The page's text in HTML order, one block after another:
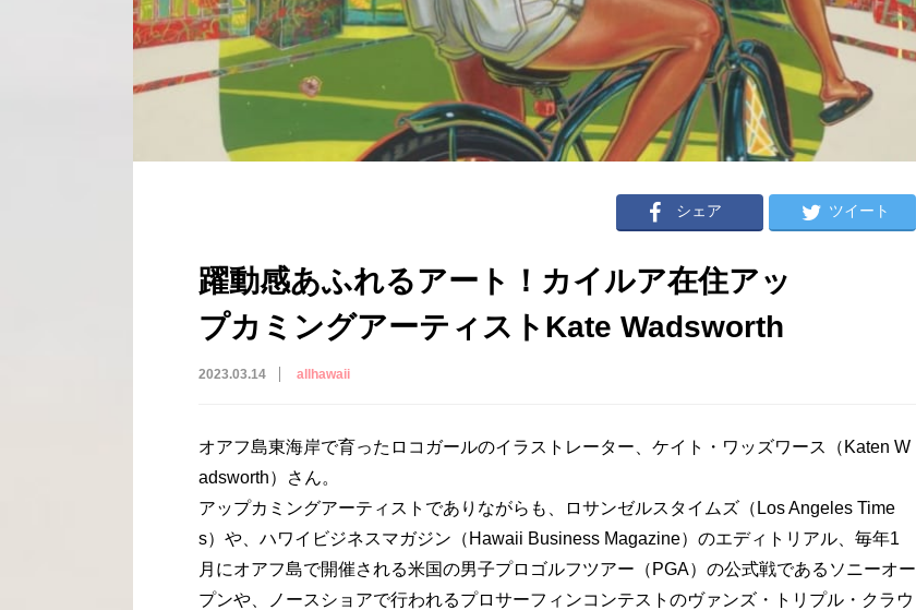
シェア ツイート
躍動感あふれるアート！カイルア在住アッ
プカミングアーティストKate Wadsworth
2023.03.14 allhawaii
オアフ島東海岸で育ったロコガールのイラストレーター、ケイト・ワッズワース（Katen W
adsworth）さん。
アップカミングアーティストでありながらも、ロサンゼルスタイムズ（Los Angeles Time
s）や、ハワイビジネスマガジン（Hawaii Business Magazine）のエディトリアル、毎年1
月にオアフ島で開催される米国の男子プロゴルフツアー（PGA）の公式戦であるソニーオー
プンや、ノースショアで行われるプロサーフィンコンテストのヴァンズ・トリプル・クラウ